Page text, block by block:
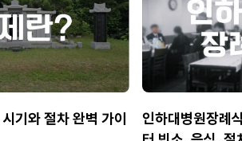
기와 절차 완벽 가이
인하대병원장례